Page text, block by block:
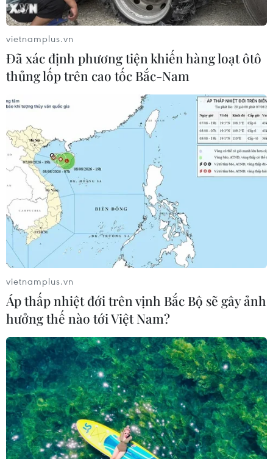
TIN CÙNG CHUYÊN MỤC
Áp thấp nhiệt đới trên vịnh Bắc Bộ sẽ
vietnamplus.vn
Đã xác định phương tiện khiến hàng loạt ôtô
thủng lốp trên cao tốc Bắc-Nam
vietnamplus.vn
Áp thấp nhiệt đới trên vịnh Bắc Bộ sẽ gây ảnh
hưởng thế nào tới Việt Nam?